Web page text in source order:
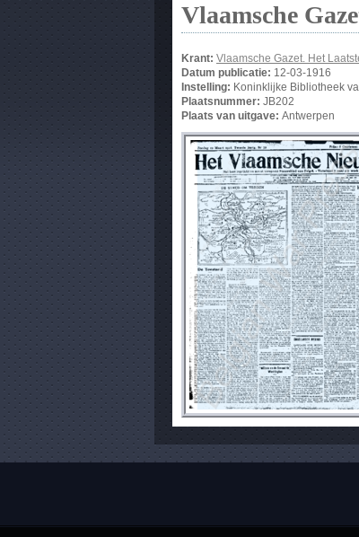
Vlaamsche
Krant: Vlaamsche Gazet. Het
Datum publicatie: 12-03-1916
Instelling: Koninklijke Bibliotheek
Plaatsnummer: JB202
Plaats van uitgave: Antwerpen